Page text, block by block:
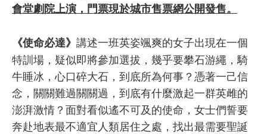
會堂劇院上演，門票現於城市售票網公開發售。
《使命必達》 講述一班英姿颯爽的女子出現在一個
特訓場，疑似即將參加選拔，幾乎要攀石游繩，騎
牛睡冰，心口碎大石，到底所為何事？憑著一己信
念，關關難過關關過，到底有什麼激起一群英雌的
澎湃激情？面對看似遙不可及的使命，女士們誓要
奔赴地表最不適宜人類居住之處，找出最需要聖誕